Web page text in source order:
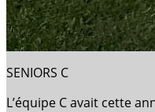
SENIORS C
L’équipe C avait cette